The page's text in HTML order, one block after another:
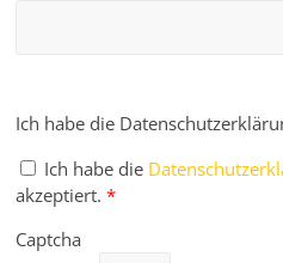
Ich habe die
Ich habe die
akzeptiert. *
Captcha